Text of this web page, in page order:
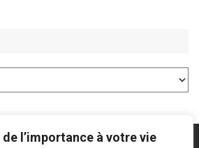
l’importance à votre vie